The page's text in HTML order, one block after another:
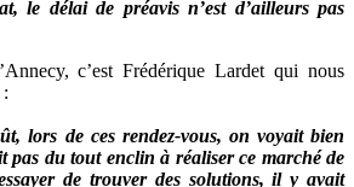
le délai de préavis n’est d’ailleurs pas
c’est Frédérique Lardet qui nous
lors de ces rendez-vous, on voyait bien
pas du tout enclin à réaliser ce marché de
de trouver des solutions, il y avait